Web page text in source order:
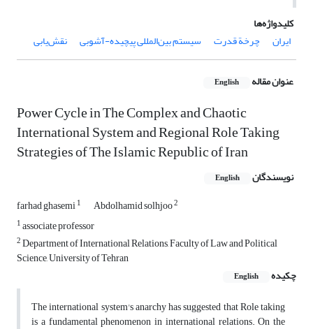
کلیدواژه‌ها
ایران
چرخة قدرت سیستم بین‌المللی پیچیده-آشوبی نقش‌یابی
عنوان مقاله English
Power Cycle in The Complex and Chaotic
International System and Regional Role Taking
Strategies of The Islamic Republic of Iran
نویسندگان English
farhad ghasemi1 Abdolhamid solhjoo2
1associate professor
2Department of International Relations, Faculty of Law and Political
Science, University of Tehran
چکیده
English
The international system's anarchy has suggested that Role taking
is a fundamental phenomenon in international relations. On the